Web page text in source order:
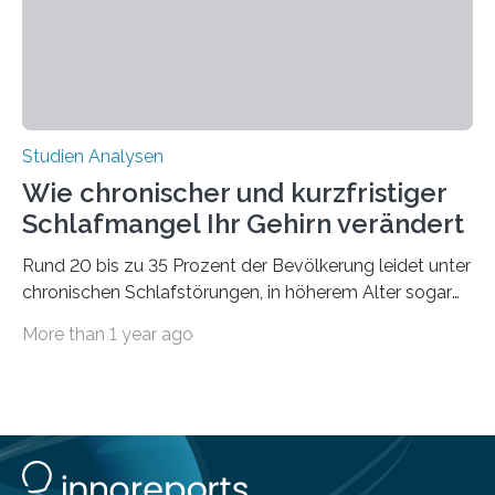
Studien Analysen
Wie chronischer und kurzfristiger
Schlafmangel Ihr Gehirn verändert
Rund 20 bis zu 35 Prozent der Bevölkerung leidet unter
chronischen Schlafstörungen, in höherem Alter sogar
Erwachsene kennt zudem ein kurzfristiges Schlafdefizit:
Forscher:innen konnten in einer aktuellen Metastudie
zeigen, dass sich die jeweils beteiligten Gehirnregionen
More than 1 year ago